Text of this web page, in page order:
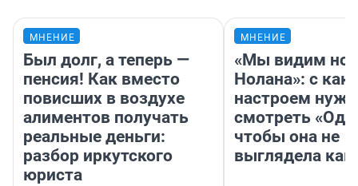
МНЕНИЕ
Был долг, а теперь —
пенсия! Как вместо
повисших в воздухе
алиментов получать
реальные деньги:
разбор иркутского
юриста
МНЕНИЕ
«Мы видим
Нолана»: с
настроем
смотреть
чтобы она не
выглядела как